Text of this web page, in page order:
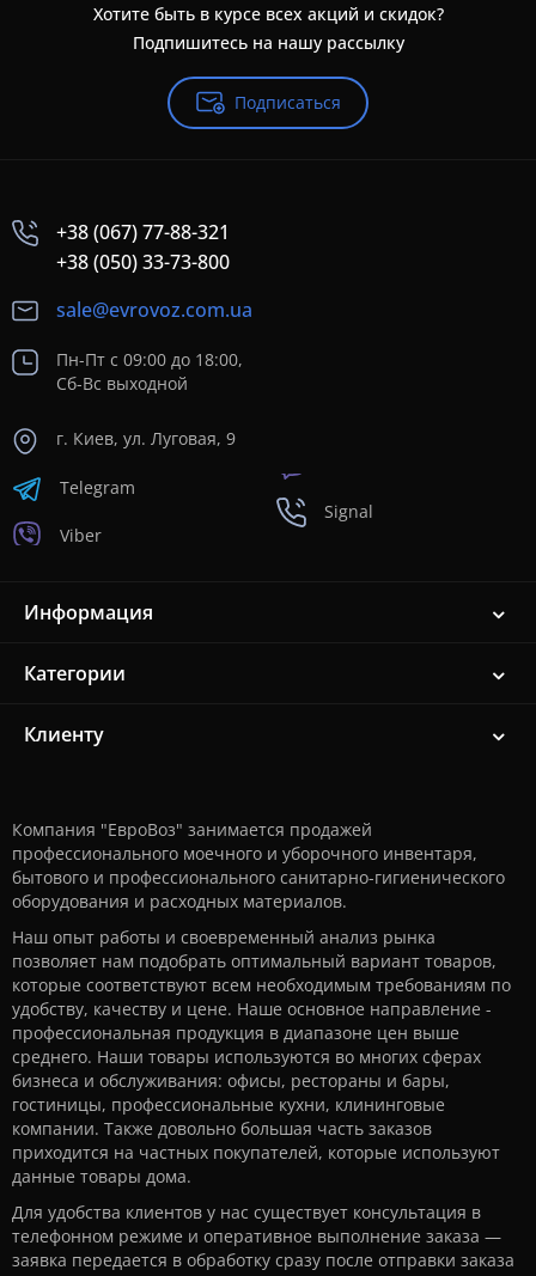
Хотите быть в курсе всех акций и скидок?
Подпишитесь на нашу рассылку
Подписаться
+38 (067) 77-88-321
+38 (050) 33-73-800
sale@evrovoz.com.ua
Пн-Пт с 09:00 до 18:00,
Сб-Вс выходной
г. Киев, ул. Луговая, 9
Telegram
Viber
Signal
Информация
Категории
Клиенту
Компания "ЕвроВоз" занимается продажей
профессионального моечного и уборочного инвентаря,
бытового и профессионального санитарно-гигиенического
оборудования и расходных материалов.
Наш опыт работы и своевременный анализ рынка
позволяет нам подобрать оптимальный вариант товаров,
которые соответствуют всем необходимым требованиям по
удобству, качеству и цене. Наше основное направление -
профессиональная продукция в диапазоне цен выше
среднего. Наши товары используются во многих сферах
бизнеса и обслуживания: офисы, рестораны и бары,
гостиницы, профессиональные кухни, клининговые
компании. Также довольно большая часть заказов
приходится на частных покупателей, которые используют
данные товары дома.
Для удобства клиентов у нас существует консультация в
телефонном режиме и оперативное выполнение заказа —
заявка передается в обработку сразу после отправки заказа